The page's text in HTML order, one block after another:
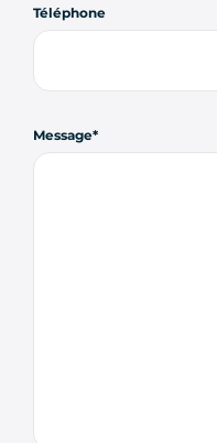
Téléphone
Message